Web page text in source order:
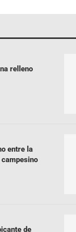
relleno
entre la
de